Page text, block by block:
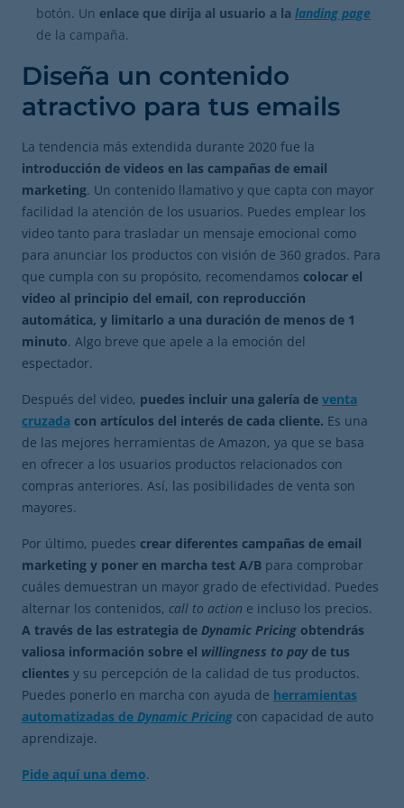
botón. Un enlace que dirija al usuario a la landing page
de la campaña.
Diseña un contenido
atractivo para tus emails
La tendencia más extendida durante 2020 fue la
introducción de videos en las campañas de email
marketing. Un contenido llamativo y que capta con mayor
facilidad la atención de los usuarios. Puedes emplear los
video tanto para trasladar un mensaje emocional como
para anunciar los productos con visión de 360 grados. Para
que cumpla con su propósito, recomendamos colocar el
video al principio del email, con reproducción
automática, y limitarlo a una duración de menos de 1
minuto. Algo breve que apele a la emoción del
espectador.
Después del video, puedes incluir una galería de venta
cruzada con artículos del interés de cada cliente. Es una
de las mejores herramientas de Amazon, ya que se basa
en ofrecer a los usuarios productos relacionados con
compras anteriores. Así, las posibilidades de venta son
mayores.
Por último, puedes crear diferentes campañas de email
marketing y poner en marcha test A/B para comprobar
cuáles demuestran un mayor grado de efectividad. Puedes
alternar los contenidos, call to action e incluso los precios.
A través de las estrategia de Dynamic Pricing obtendrás
valiosa información sobre el willingness to payde tus
clientes y su percepción de la calidad de tus productos.
Puedes ponerlo en marcha con ayuda de herramientas
automatizadas de Dynamic Pricing con capacidad de auto
aprendizaje.
Pide aquí una demo.